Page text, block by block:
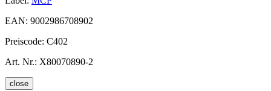
EAN: 9002986708902
Preiscode: C402
Art. Nr.: X80070890-2
close